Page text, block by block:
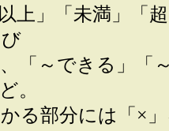
上」「未満」「
「～できる」「
。
る部分には「×